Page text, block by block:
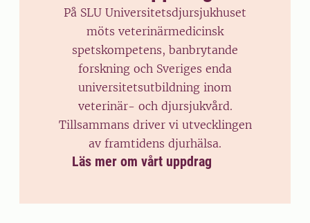
På SLU Universitetsdjursjukhuset
möts veterinärmedicinsk
spetskompetens, banbrytande
forskning och Sveriges enda
universitetsutbildning inom
veterinär- och djursjukvård.
Tillsammans driver vi utvecklingen
av framtidens djurhälsa.
Läs mer om vårt uppdrag